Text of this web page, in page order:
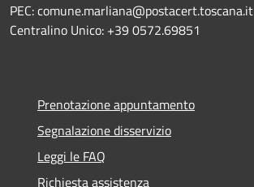
PEC: comune.marliana@postacert.toscana.it
Centralino Unico: +39 0572.69851
Prenotazione appuntamento
Segnalazione disservizio
Leggi le FAQ
Richiesta assistenza